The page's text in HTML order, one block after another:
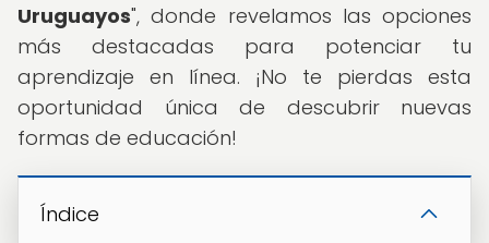
Uruguayos", donde revelamos las opciones
más destacadas para potenciar tu
aprendizaje en línea. ¡No te pierdas esta
oportunidad única de descubrir nuevas
formas de educación!
Índice